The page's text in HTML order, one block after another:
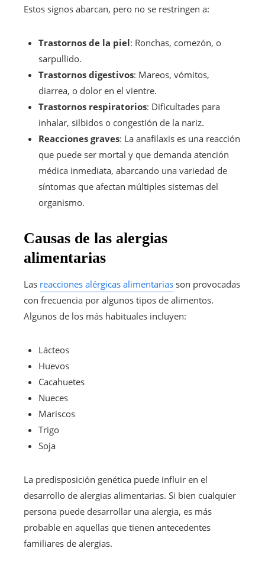
Estos signos abarcan, pero no se restringen a:
Trastornos de la piel: Ronchas, comezón, o
sarpullido.
Trastornos digestivos: Mareos, vómitos,
diarrea, o dolor en el vientre.
Trastornos respiratorios: Dificultades para
inhalar, silbidos o congestión de la nariz.
Reacciones graves: La anafilaxis es una reacción
que puede ser mortal y que demanda atención
médica inmediata, abarcando una variedad de
síntomas que afectan múltiples sistemas del
organismo.
Causas de las alergias
alimentarias
Las reacciones alérgicas alimentarias son provocadas
con frecuencia por algunos tipos de alimentos.
Algunos de los más habituales incluyen:
Lácteos
Huevos
Cacahuetes
Nueces
Mariscos
Trigo
Soja
La predisposición genética puede influir en el
desarrollo de alergias alimentarias. Si bien cualquier
persona puede desarrollar una alergia, es más
probable en aquellas que tienen antecedentes
familiares de alergias.